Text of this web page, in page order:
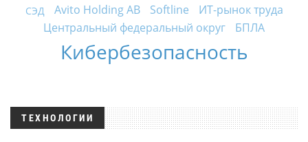
СЭД Avito Holding AB Softline
ИТ-рынок труда
Центральный федеральный округ
БПЛА
Кибербезопасность
ТЕХНОЛОГИИ